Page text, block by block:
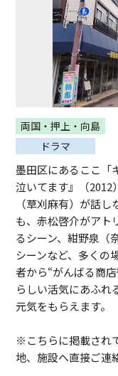
両国・押上・向島
ドラマ
墨田区にあるここ「
泣いてます』（
（草刈麻有）が話
も、赤松啓介がアト
るシーン、紺野泉（
シーンなど、多くの
者から“がんばる商
らしい活気にあふれ
元気をもらえます。
※こちらに掲載され
地、施設へ直接ご連